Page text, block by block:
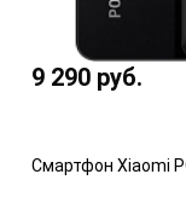
9 290 руб.
Смартфон Xiaomi